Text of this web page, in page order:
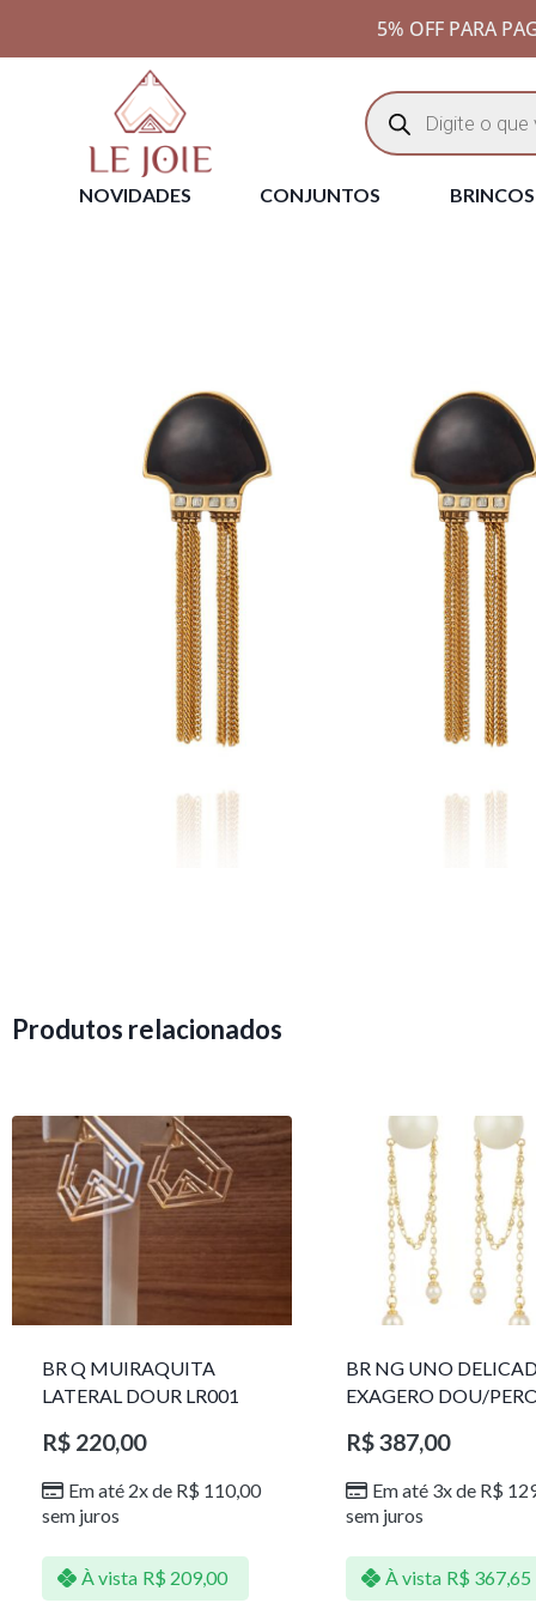
5% OFF PARA
NOVIDADES CONJUNTOS BRINCOS
Produtos relacionados
BR Q MUIRAQUITA
LATERAL DOUR LR001
R$220,00
Em até 2x de R$ 110,00
sem juros
À vista R$ 209,00
BR NG UNO
EXAGERO DOU/
R$387,00
Em até 3x de R$
sem juros
À vista R$ 367,65